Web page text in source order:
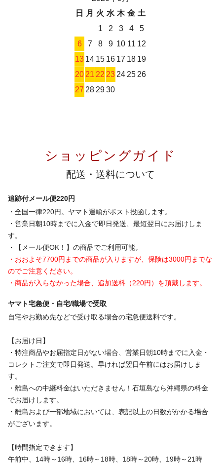
日
月 火 水 木 金 土
1
2 3 4
5
6
7 8 9 10 11 12
13 14 15 16 17 18 19
2021 22 23242526
27 282930
ショッピングガイド
配送・送料について
追跡付メール便220円
・全国一律220円。ヤマト運輸がポスト投函します。
・営業日朝10時までに入金で即日発送、最短翌日にお届けしま
す。
・【メール便OK！】の商品でご利用可能。
・おおよそ7700円までの商品が入りますが、保険は3000円までな
のでご注意ください。
・商品が入らなかった場合、追加送料（220円）を頂戴します。
ヤマト宅急便・自宅/職場で受取
自宅やお勤め先などで受け取る場合の宅急便送料です。
【お届け日】
・特注商品やお届指定日がない場合、営業日朝10時までに入金・
コレクトご注文で即日発送。早ければ翌日午前にはお届けしま
す。
・離島への中継料金はいただきません！石垣島なら沖縄県の料金
でお届けします。
・離島および一部地域においては、表記以上の日数がかかる場合
がございます。
【時間指定できます】
午前中、14時～16時、16時～18時、18時～20時、19時～21時